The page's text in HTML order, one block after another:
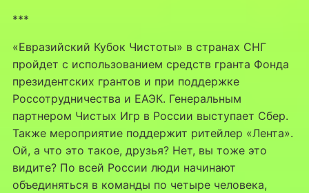
***
«Евразийский Кубок Чистоты» в странах СНГ
пройдет с использованием средств гранта Фонда
президентских грантов и при поддержке
Россотрудничества и ЕАЭК. Генеральным
партнером Чистых Игр в России выступает Сбер.
Также мероприятие поддержит ритейлер «Лента».
Ой, а что это такое, друзья? Нет, вы тоже это
видите? По всей России люди начинают
объединяться в команды по четыре человека,